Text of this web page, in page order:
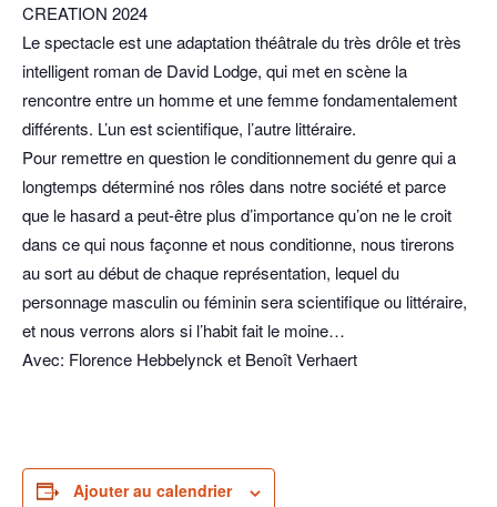
CREATION 2024
Le spectacle est une adaptation théâtrale du très drôle et très
intelligent roman de David Lodge, qui met en scène la
rencontre entre un homme et une femme fondamentalement
différents. L’un est scientifique, l’autre littéraire.
Pour remettre en question le conditionnement du genre qui a
longtemps déterminé nos rôles dans notre société et parce
que le hasard a peut-être plus d’importance qu’on ne le croit
dans ce qui nous façonne et nous conditionne, nous tirerons
au sort au début de chaque représentation, lequel du
personnage masculin ou féminin sera scientifique ou littéraire,
et nous verrons alors si l’habit fait le moine…
Avec: Florence Hebbelynck et Benoît Verhaert
Ajouter au calendrier